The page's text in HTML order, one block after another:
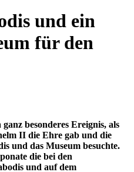
und ein
für den
besonderes Ereignis, als
II die Ehre gab und die
und das Museum besuchte.
die bei den
und auf dem